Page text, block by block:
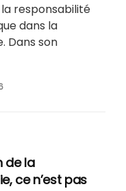
la responsabilité
dans la
Dans son
de la
ce n’est pas